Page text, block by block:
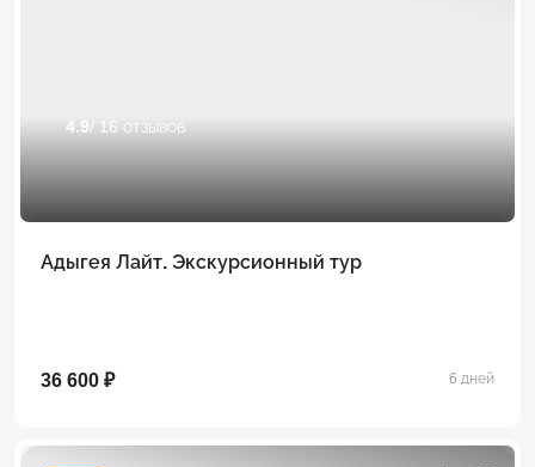
4.9 / 16 отзывов
Адыгея Лайт. Экскурсионный тур
36 600 ₽ 6 дней